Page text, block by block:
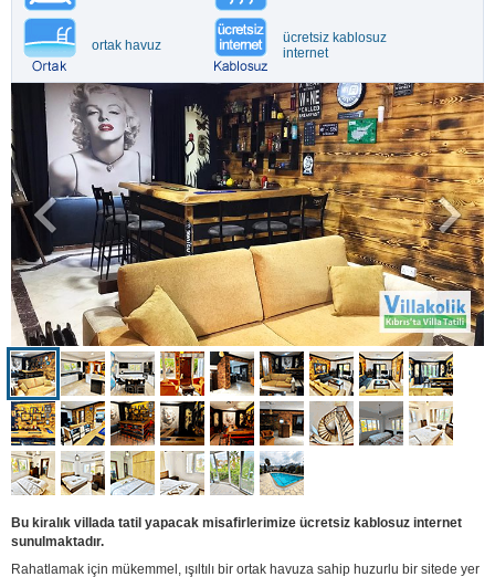
ortak havuz
ücretsiz kablosuz
internet
Bu kiralık villada tatil yapacak misafirlerimize ücretsiz kablosuz internet
sunulmaktadır.
Rahatlamak için mükemmel, ışıltılı bir ortak havuza sahip huzurlu bir sitede yer